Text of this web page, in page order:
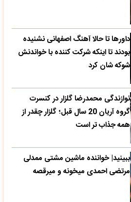
داورها تا حالا آهنگ اصفهانی نشنیده
بودند تا اینکه شرکت کننده با خواندنش
شوکه شان کرد
نوازندگی محمدرضا گلزار در کنسرت
گروه آریان 20 سال قبل؛ گلزار چقدر از
همه جذاب تر است
ببینید| خواننده ماشین مشتی ممدلی
مرتضی احمدی میخونه و میرقصه